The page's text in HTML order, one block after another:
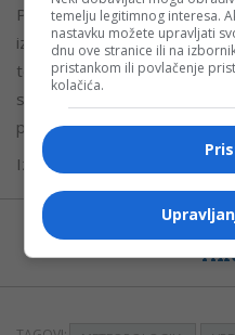
Predviđa se i povratak
iznadprosječne vrijednosti,
toplotnog talasa. Toplije
se proširiti na zapadnu i
postepeno premještati
Izvor:
Možete nas
temelju legitimnog interesa.
nastavku možete upravljati
dnu ove stranice ili na
pristankom ili povlačenje
kolačića.